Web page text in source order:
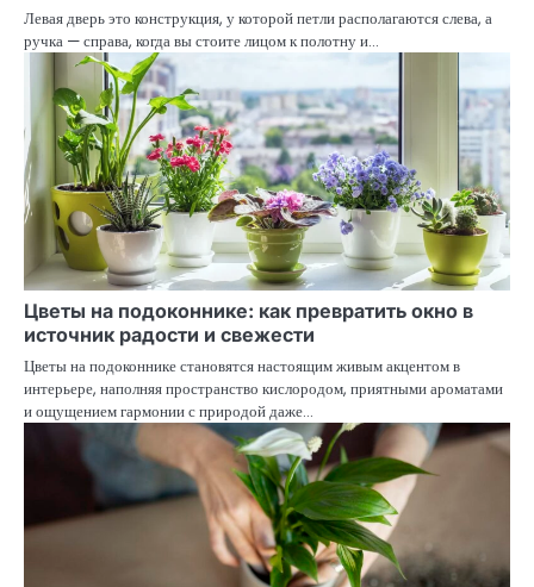
Левая дверь это конструкция, у которой петли располагаются слева, а
ручка — справа, когда вы стоите лицом к полотну и…
Цветы на подоконнике: как превратить окно в
источник радости и свежести
Цветы на подоконнике становятся настоящим живым акцентом в
интерьере, наполняя пространство кислородом, приятными ароматами
и ощущением гармонии с природой даже…